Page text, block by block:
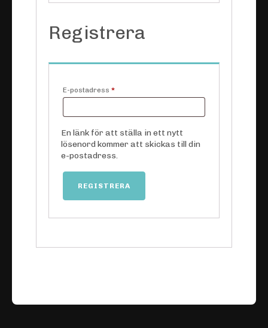
Registrera
E-postadress *Obligatoriskt
En länk för att ställa in ett nytt
lösenord kommer att skickas till din
e-postadress.
REGISTRERA